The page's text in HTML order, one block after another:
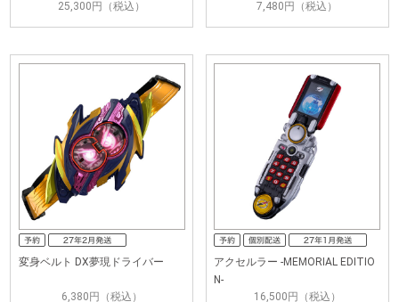
25,300円（税込）
7,480円（税込）
変身ベルト DX夢現ドライバー
6,380円（税込）
アクセルラー -MEMORIAL EDITIO
N-
16,500円（税込）